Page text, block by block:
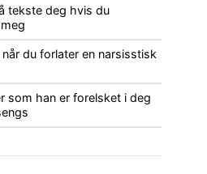
tekste deg hvis du
du forlater en narsisstisk
som han er forelsket i deg